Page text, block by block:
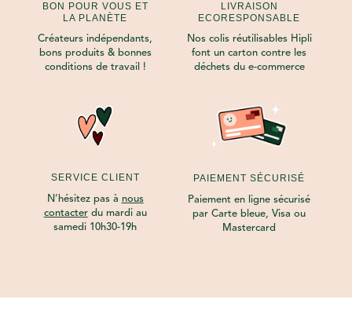
BON POUR VOUS ET
LA PLANÈTE
Créateurs indépendants,
bons produits & bonnes
conditions de travail !
LIVRAISON
ECORESPONSABLE
Nos colis réutilisables Hipli
font un carton contre les
déchets du e-commerce
SERVICE CLIENT
N’hésitez pas à nous
contacterdu mardi au
samedi 10h30-19h
PAIEMENT SÉCURISÉ
Paiement en ligne sécurisé
par Carte bleue, Visa ou
Mastercard